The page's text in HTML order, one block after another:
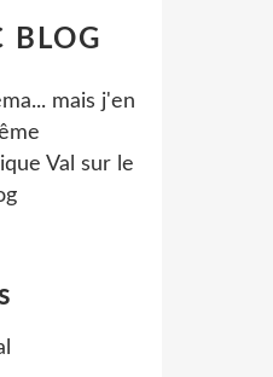
BLOG
mais j'en
Val sur le